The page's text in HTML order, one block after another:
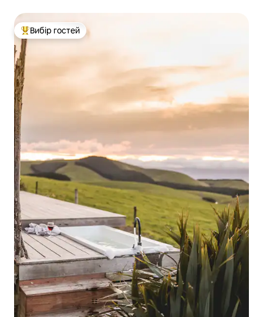
Топ вибір гостей
Вибір гостей